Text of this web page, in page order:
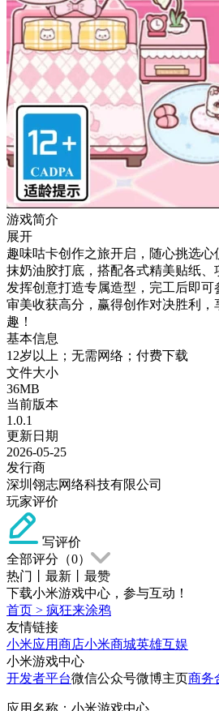
游戏简介
展开
趣味咕卡创作之旅开启，随心挑选
抹奶油胶打底，搭配各式精美贴纸
发挥创意打造专属造型，完工后即
审美收获高分，赢得创作对决胜利
趣！
基本信息
12岁以上；无需网络；付费下载
文件大小
36MB
当前版本
1.0.1
更新日期
2026-05-25
发行商
深圳翎志网络科技有限公司
玩家评价
写评价
全部评分（0）
热门
最新
最赞
下载小米游戏中心，参与互动！
首页 > 疯狂来涂鸦
友情链接
小米应用商店小米商城英雄互娱
小米游戏中心
开发者平台微信公众号微博主页商务
应用名称：小米游戏中心